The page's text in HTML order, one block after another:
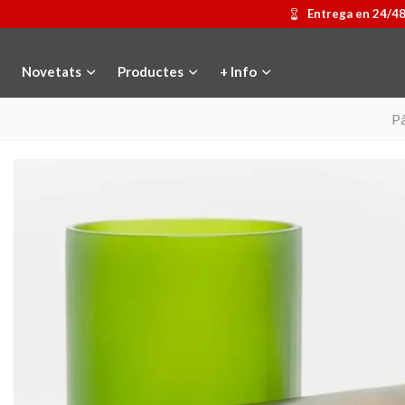
Entrega en 24/
Novetats Productes + Info
Triar opció
Motxilla